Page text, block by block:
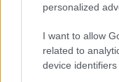
personalized
I want to allow
related to
device identifiers
Pozrite si